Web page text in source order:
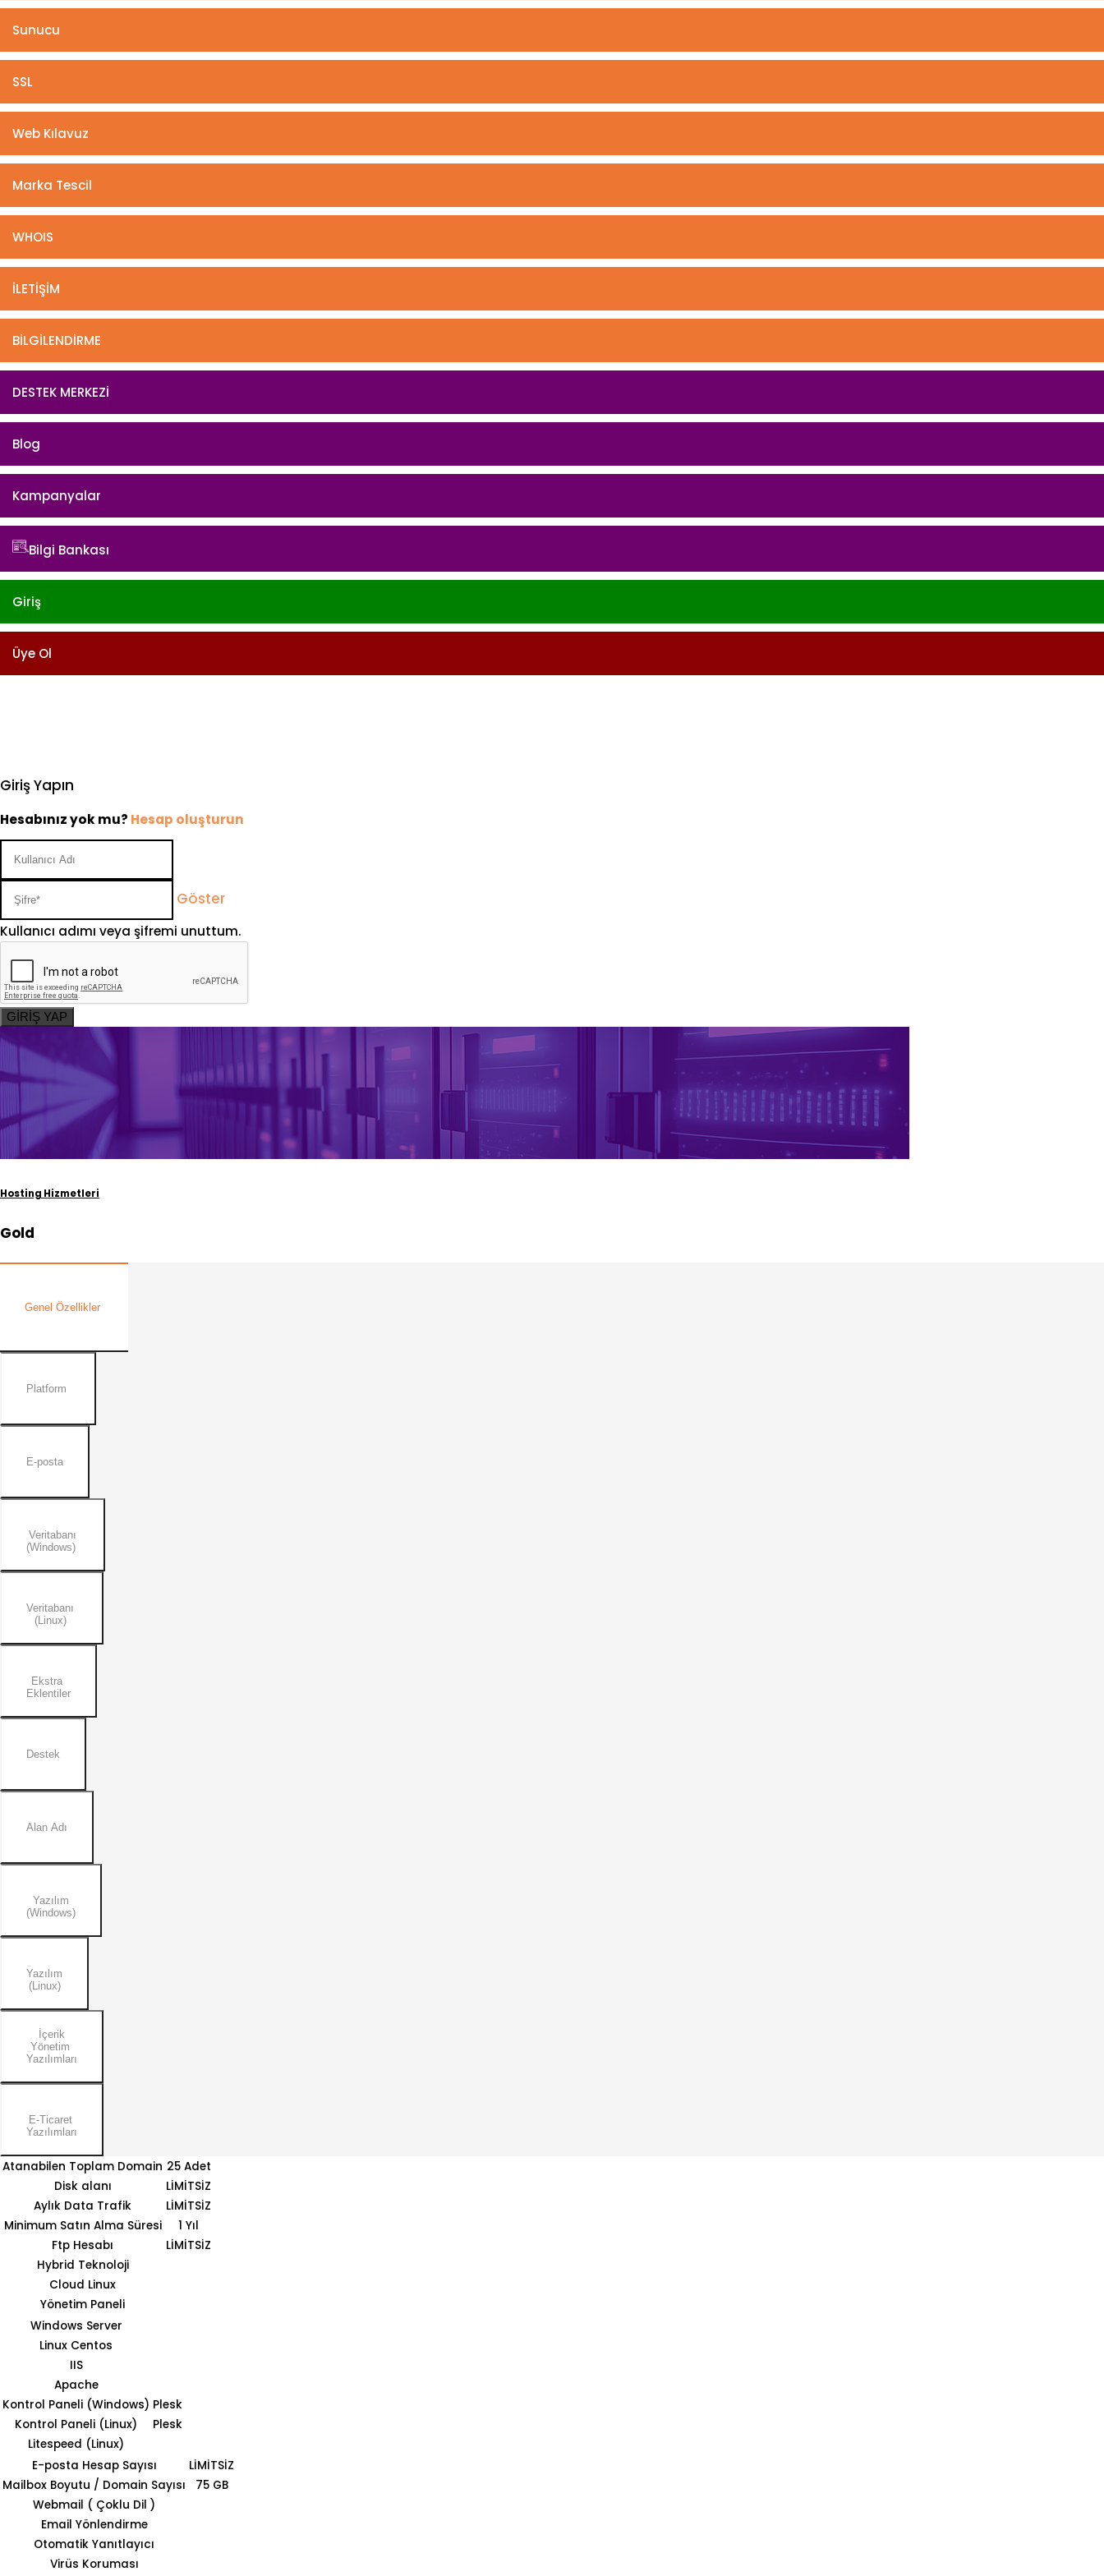
Sunucu
SSL
Web Kılavuz
Marka Tescil
WHOIS
İLETİŞİM
BİLGİLENDİRME
DESTEK MERKEZİ
Blog
Kampanyalar
Bilgi Bankası
Giriş
Üye Ol
Giriş Yapın
Hesabınız yok mu? Hesap oluşturun
Göster
Kullanıcı adımı veya şifremi unuttum.
GİRİŞ YAP
Hosting Hizmetleri
Gold
Genel Özellikler
Platform
E-posta
Veritabanı
(Windows)
Veritabanı
(Linux)
Ekstra
Eklentiler
Destek
Alan Adı
Yazılım
(Windows)
Yazılım
(Linux)
İçerik
Yönetim
Yazılımları
E-Ticaret
Yazılımları
Atanabilen Toplam Domain 25 Adet
Disk alanı
LİMİTSİZ
Aylık Data Trafik
LİMİTSİZ
Minimum Satın Alma Süresi
1 Yıl
Ftp Hesabı
LİMİTSİZ
Hybrid Teknoloji
Cloud Linux
Yönetim Paneli
Windows Server
Linux Centos
IIS
Apache
Kontrol Paneli (Windows) Plesk
Kontrol Paneli (Linux)
Plesk
Litespeed (Linux)
E-posta Hesap Sayısı
LİMİTSİZ
Mailbox Boyutu / Domain Sayısı
75 GB
Webmail ( Çoklu Dil )
Email Yönlendirme
Otomatik Yanıtlayıcı
Virüs Koruması